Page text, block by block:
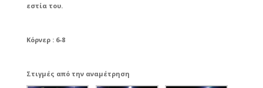
εστία του.
Κόρνερ : 6-8
Στιγμές από την αναμέτρηση